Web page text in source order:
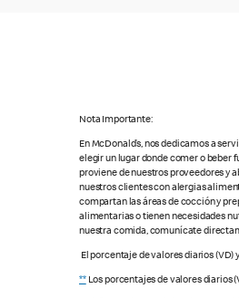
Nota Importante:
En McDonald’s, nos dedicamos a
elegir un lugar donde comer o beber
proviene de nuestros proveedores y
nuestros clientes con alergias
compartan las áreas de cocción y
alimentarias o tienen necesidades
nuestra comida, comunícate
El porcentaje de valores diarios (VD)
**Los porcentajes de valores diarios